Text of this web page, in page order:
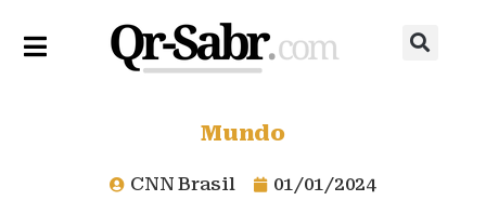
Mundo
CNN Brasil 01/01/2024